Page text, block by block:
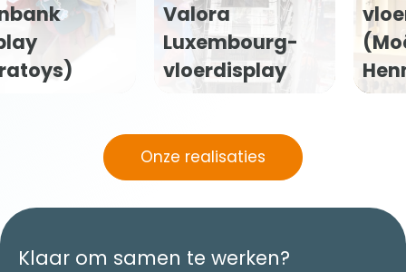
Valora
Luxembourg-
vloerdisplay
vloerdisplay
(Moët
Hennessy)
Onze realisaties
Klaar om samen te werken?